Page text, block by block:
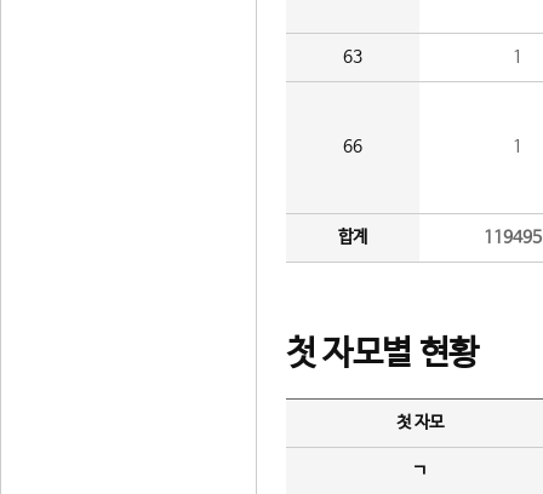
63 1
66 1
합계
첫 자모별 현황
첫 자모
ㄱ